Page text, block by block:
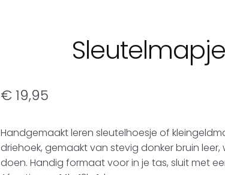
€ 19,95
Handgemaakt leren sleutelhoesje of
driehoek, gemaakt van stevig donker bruin leer,
doen. Handig formaat voor in je tas, sluit met